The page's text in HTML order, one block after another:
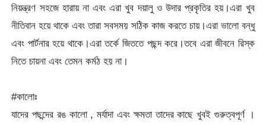
নিয়ন্ত্রণ সহজে হারায় না এবং এরা খুব দয়ালু ও উদার প্রকৃতির হয়।এরা খুব
নীতিবান হয়ে থাকে এবং তারা সবসময় সঠিক কাজ করতে চায়।এরা ভালো বন্ধু
এবং পার্টনার হয়ে থাকে।এরা তর্কে জিততে পছন্দ করে।তবে এরা জীবনে রিস্ক
নিতে চায়না এবং তেমন কর্মঠ হয় না।
#কালোঃ
যাদের পছন্দের রঙ কালো , মর্যাদা এবং ক্ষমতা তাদের কাছে খুবই গুরুত্বপূর্ণ ।